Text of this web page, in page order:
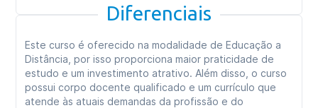
Diferenciais
Este curso é oferecido na modalidade de Educação a
Distância, por isso proporciona maior praticidade de
estudo e um investimento atrativo. Além disso, o curso
possui corpo docente qualificado e um currículo que
atende às atuais demandas da profissão e do